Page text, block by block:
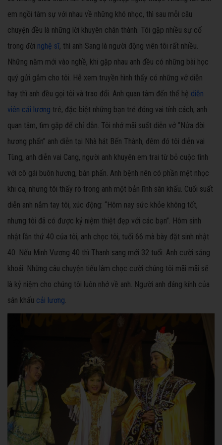
em ngồi tâm sự với nhau về những khó nhọc, thì sau mỗi câu
chuyện đều là những lời khuyên chân thành. Tôi gặp nhiều sự cố
trong đời nghệ sĩ, thì anh Sang là người động viên tôi rất nhiều.
Những năm mới vào nghề, khi gặp nhau anh đều có những bài học
quý gửi gắm cho tôi. Hễ xem truyền hình thấy có những vở diễn
hay thì anh đều gọi tôi và trao đổi. Anh quan tâm đến thế hệ diễn
viên cải lương trẻ, đặc biệt những bạn trẻ đóng vai tính cách, anh
quan tâm, tìm gặp để chỉ dẫn. Tôi nhớ mãi suất diễn vở “Nửa đời
hương phấn” anh diễn tại Nhà hát Bến Thành, đêm đó tôi diễn vai
Tùng, anh diễn vai Cang, người anh khuyên em trai từ bỏ cuộc tình
với cô gái buôn hương, bán phấn. Anh bệnh nên có phần mệt nhọc
khi ca, nhưng tôi thấy rõ trong anh một bản lĩnh sân khấu. Cuối suất
diễn anh nắm tay tôi, xúc động: “Hôm nay sức khỏe không tốt,
nhưng tôi đã có được kỷ niệm thiệt đẹp với các bạn”. Hôm sinh
nhật lần thứ 40 của tôi, anh chọc tôi, tuổi 66 mà bày đặt sinh nhật
40. Nếu Minh Vương 40 thì Thanh sang mới 32 tuổi. Anh cười sảng
khoái. Những câu chuyện tiếu lâm chọc cười chúng tôi mãi mãi sẽ
là kỷ niệm cho chúng tôi luôn nhớ về anh. Người anh đáng kính của
sân khấu cải lương.